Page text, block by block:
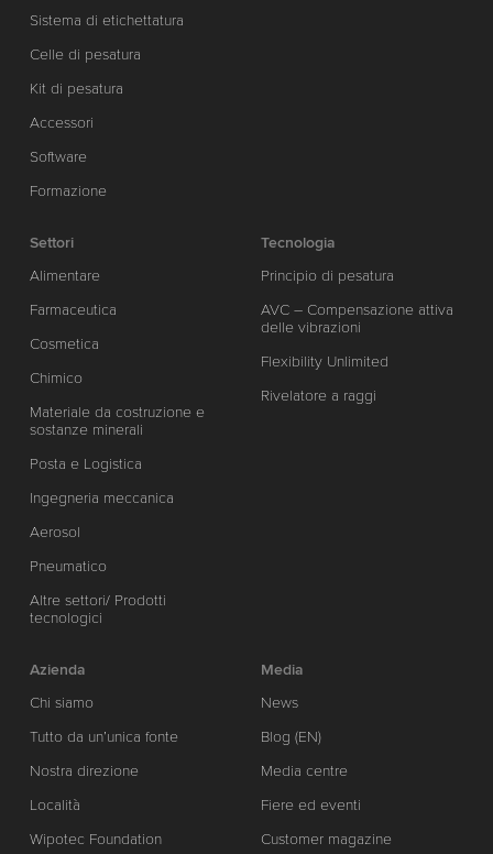
Sistema di etichettatura
Celle di pesatura
Kit di pesatura
Accessori
Software
Formazione
Settori
Alimentare
Farmaceutica
Cosmetica
Chimico
Materiale da costruzione e
sostanze minerali
Posta e Logistica
Ingegneria meccanica
Aerosol
Pneumatico
Altre settori/ Prodotti
tecnologici
Tecnologia
Principio di pesatura
AVC – Compensazione attiva
delle vibrazioni
Flexibility Unlimited
Rivelatore a raggi
Azienda
Chi siamo
Tutto da un’unica fonte
Nostra direzione
Località
Wipotec Foundation
Media
News
Blog (EN)
Media centre
Fiere ed eventi
Customer magazine